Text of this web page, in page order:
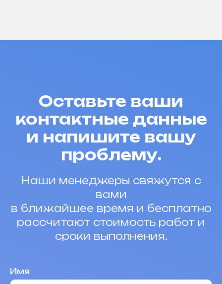
Оставьте ваши
контактные данные
и напишите вашу
проблему.
Наши менеджеры свяжутся с
вами
в ближайшее время и бесплатно
рассчитают стоимость работ и
сроки выполнения.
Имя